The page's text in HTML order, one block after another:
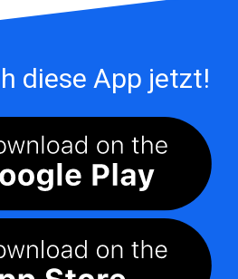
diese App jetzt!